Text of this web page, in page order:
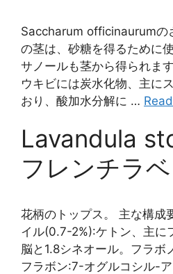
Saccharum officinaurumの
の茎は、砂糖を得るために
サノールも茎から得られま
ウキビには炭水化物、主に
おり、酸加水分解に …
Lavandula
フレンチラ
花柄のトップス。 主な構成
イル(0.7-2%):ケトン、主に
脳と1.8シネオール。フラボ
フラボン:7-オグルコシル-